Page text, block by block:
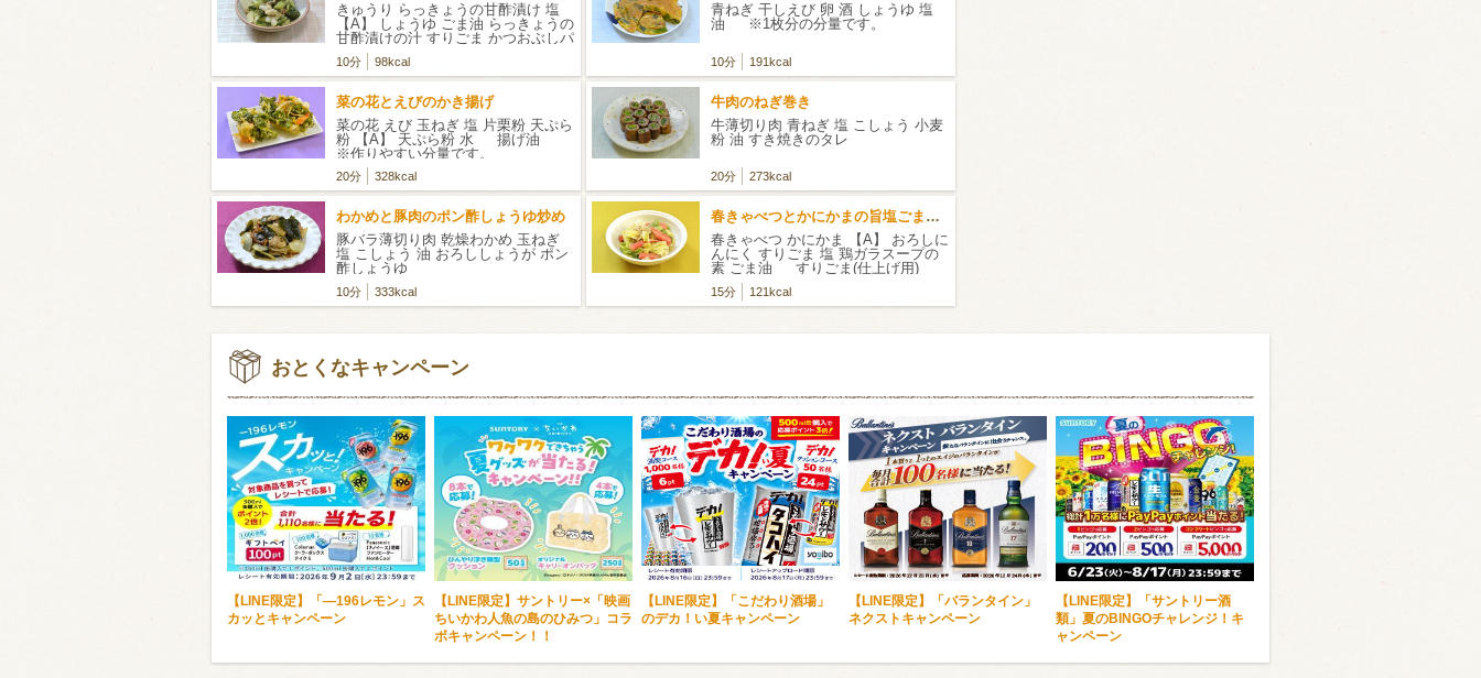
きゅうり らっきょうの甘酢漬け 塩
【A】 しょうゆ ごま油 らっきょうの
甘酢漬けの汁 すりごま かつおぶしパ
ック
10分 98kcal
青ねぎ 干しえび 卵 酒 しょうゆ 塩
油 ※1枚分の分量です。
10分 191kcal
菜の花とえびのかき揚げ
菜の花 えび 玉ねぎ 塩 片栗粉 天ぷら
粉 【A】 天ぷら粉 水 揚げ油
※作りやすい分量です。
20分 328kcal
牛肉のねぎ巻き
牛薄切り肉 青ねぎ 塩 こしょう 小麦
粉 油 すき焼きのタレ
20分 273kcal
わかめと豚肉のポン酢しょうゆ炒め
豚バラ薄切り肉 乾燥わかめ 玉ねぎ
塩 こしょう 油 おろししょうが ポン
酢しょうゆ
10分 333kcal
春きゃべつとかにかまの旨塩ごまだれ
春きゃべつ かにかま 【A】 おろしに
んにく すりごま 塩 鶏ガラスープの
素 ごま油 すりごま(仕上げ用)
15分 121kcal
おとくなキャンペーン
【LINE限定】「―196レモン」ス
カッとキャンペーン
【LINE限定】サントリー×「映画
ちいかわ人魚の島のひみつ」コラ
ボキャンペーン！！
【LINE限定】「こだわり酒場」
のデカ！い夏キャンペーン
【LINE限定】「バランタイン」
ネクストキャンペーン
【LINE限定】「サントリー酒
類」夏のBINGOチャレンジ！キ
ャンペーン